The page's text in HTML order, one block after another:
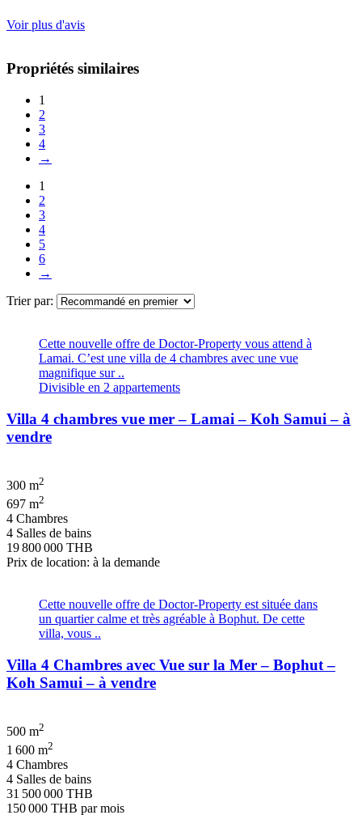
Voir plus d'avis
Propriétés similaires
1
2
3
4
→
1
2
3
4
5
6
→
Trier par:
Cette nouvelle offre de Doctor-Property vous attend à
Lamai. C’est une villa de 4 chambres avec une vue
magnifique sur ..
Divisible en 2 appartements
Villa 4 chambres vue mer – Lamai – Koh Samui – à
vendre
300 m2
697 m2
4 Chambres
4 Salles de bains
19 800 000 THB
Prix de location: à la demande
Cette nouvelle offre de Doctor-Property est située dans
un quartier calme et très agréable à Bophut. De cette
villa, vous ..
Villa 4 Chambres avec Vue sur la Mer – Bophut –
Koh Samui – à vendre
500 m2
1 600 m2
4 Chambres
4 Salles de bains
31 500 000 THB
150 000 THB par mois